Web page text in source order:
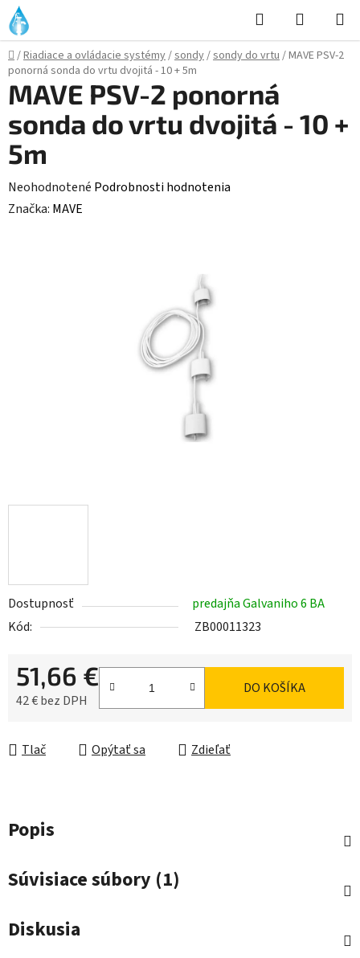
Prejsť
na
obsah
Hľadať
KOŠÍK
Domov
/Riadiace a ovládacie systémy/sondy/sondy do vrtu/MAVE PSV-2
ponorná sonda do vrtu dvojitá - 10 + 5m
Dostupnosť
predajňa Galvaniho 6 BA
Kód:
ZB00011323
51,66 €
42 € bez DPH
DO KOŠÍKA
Tlač Opýtať sa Zdieľať
MAVE PSV-2 ponorná
sonda do vrtu dvojitá - 10 +
5m
Priemerné
hodnotenie
Neohodnotené Podrobnosti hodnotenia
Značka: MAVE
Popis
Súvisiace súbory (1)
Diskusia